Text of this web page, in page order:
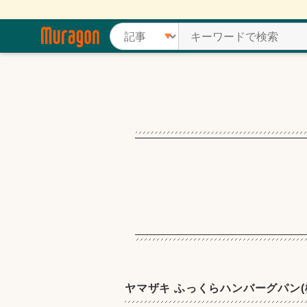
ヤマザキ ふっくらハンバーグパン